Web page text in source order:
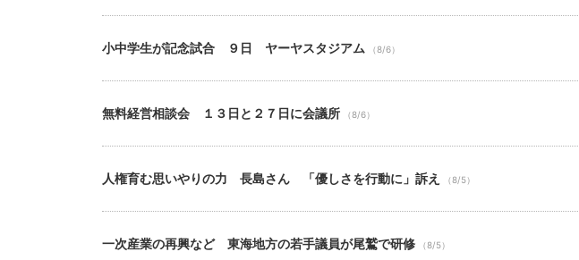
小中学生が記念試合 ９日 ヤーヤスタジアム （8/6）
無料経営相談会 １３日と２７日に会議所 （8/6）
人権育む思いやりの力 長島さん 「優しさを行動に」訴え （8/5）
一次産業の再興など 東海地方の若手議員が尾鷲で研修 （8/5）